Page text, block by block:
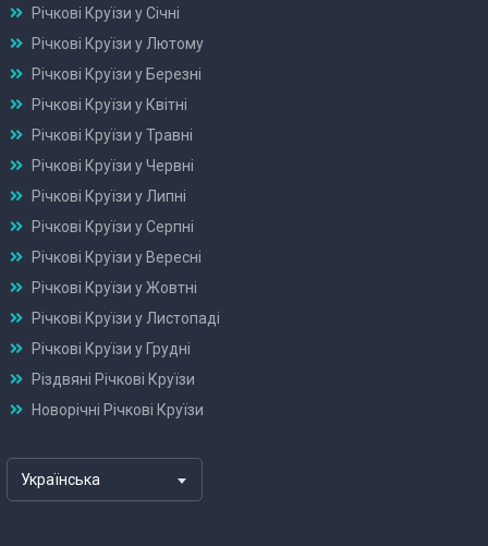
Річкові Круїзи у Січні
Річкові Круїзи у Лютому
Річкові Круїзи у Березні
Річкові Круїзи у Квітні
Річкові Круїзи у Травні
Річкові Круїзи у Червні
Річкові Круїзи у Липні
Річкові Круїзи у Серпні
Річкові Круїзи у Вересні
Річкові Круїзи у Жовтні
Річкові Круїзи у Листопаді
Річкові Круїзи у Грудні
Різдвяні Річкові Круїзи
Новорічні Річкові Круїзи
Українська